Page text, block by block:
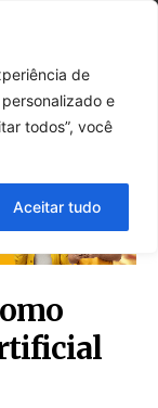
de
e
todos”, você
Aceitar tudo